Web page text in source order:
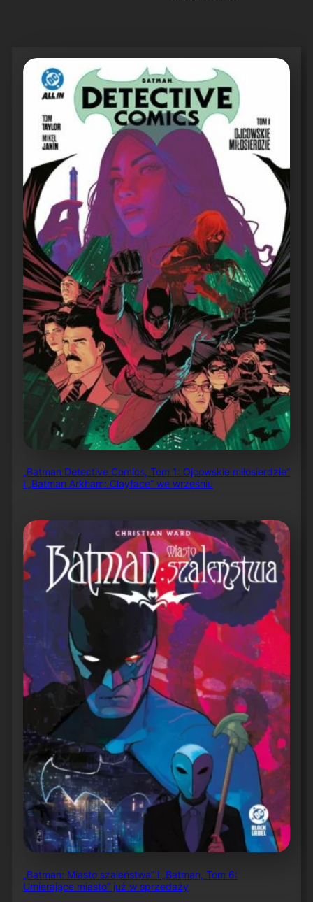
„Batman Detective Comics, Tom 1: Ojcowskie miłosierdzie”
i „Batman Arkham: Clayface” we wrześniu
„Batman: Miasto szaleństwa” i „Batman, Tom 6:
Umierające miasto” już w sprzedaży